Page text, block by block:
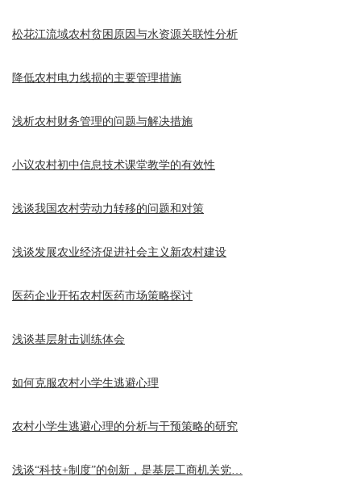
松花江流域农村贫困原因与水资源关联性分析
降低农村电力线损的主要管理措施
浅析农村财务管理的问题与解决措施
小议农村初中信息技术课堂教学的有效性
浅谈我国农村劳动力转移的问题和对策
浅谈发展农业经济促进社会主义新农村建设
医药企业开拓农村医药市场策略探讨
浅谈基层射击训练体会
如何克服农村小学生逃避心理
农村小学生逃避心理的分析与干预策略的研究
浅谈“科技+制度”的创新，是基层工商机关党…